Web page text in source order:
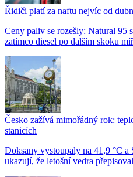
Řidiči platí za naftu nejvíc od
Ceny paliv se rozešly: Natural 95
zatímco diesel po dalším skoku
Česko zažívá mimořádný rok:
stanicích
Doksany vystoupaly na 41,9 °C
ukazují, že letošní vedra